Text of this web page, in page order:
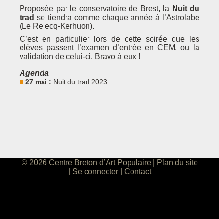
Proposée par le conservatoire de Brest, la Nuit du
trad se tiendra comme chaque année à l’Astrolabe
(Le Relecq-Kerhuon).
C’est en particulier lors de cette soirée que les
élèves passent l’examen d’entrée en CEM, ou la
validation de celui-ci. Bravo à eux !
Agenda
27 mai : Nuit du trad 2023
© 2026 Centre Breton d’Art Populaire
Plan du site
Se connecter
Contact